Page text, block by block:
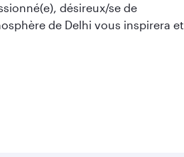
désireux/se de
de Delhi vous inspirera et